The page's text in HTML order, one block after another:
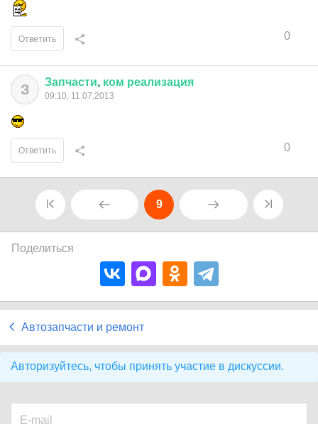
0
Ответить
З Запчасти, ком реализация
09:10, 11.07.2013
0
Ответить
9
Поделиться
Автозапчасти и ремонт
Авторизуйтесь, чтобы принять участие в дискуссии.